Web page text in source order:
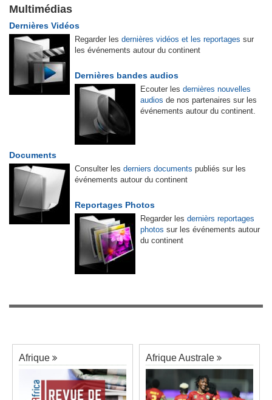
Multimédias
Dernières Vidéos
Regarder les dernières vidéos et les reportages sur
les événements autour du continent
Dernières bandes audios
Ecouter les dernières nouvelles
audios de nos partenaires sur les
événements autour du continent.
Documents
Consulter les derniers documents publiés sur les
événements autour du continent
Reportages Photos
Regarder les dernièrs reportages
photos sur les événements autour
du continent
Afrique Afrique Australe